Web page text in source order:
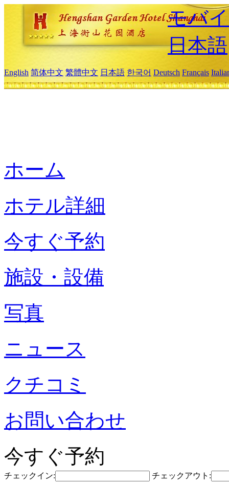
モバ
日本語
English 简体中文 繁體中文 日本語 한국어 Deutsch Français
ホーム
ホテル詳細
今すぐ予約
施設・設備
写真
ニュース
クチコミ
お問い合わせ
今すぐ予約
チェックイン: チェックアウト: